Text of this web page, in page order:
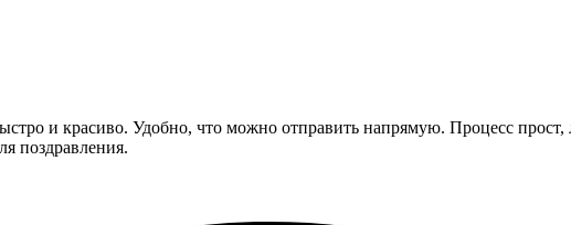
и красиво. Удобно, что можно отправить напрямую. Процесс прост,
поздравления.